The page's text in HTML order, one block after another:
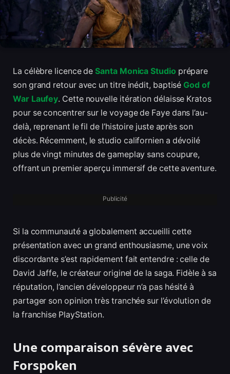
La célèbre licence deSanta Monica Studio prépare
son grand retour avec un titre inédit, baptisé God of
War Laufey. Cette nouvelle itération délaisse Kratos
pour se concentrer sur le voyage de Faye dans l’au-
delà, reprenant le fil de l’histoire juste après son
décès. Récemment, le studio californien a dévoilé
plus de vingt minutes de gameplay sans coupure,
offrant un premier aperçu immersif de cette aventure.
Publicité
Si la communauté a globalement accueilli cette
présentation avec un grand enthousiasme, une voix
discordante s’est rapidement fait entendre : celle de
David Jaffe, le créateur originel de la saga. Fidèle à sa
réputation, l’ancien développeur n’a pas hésité à
partager son opinion très tranchée sur l’évolution de
la franchise PlayStation.
Une comparaison sévère avec
Forspoken